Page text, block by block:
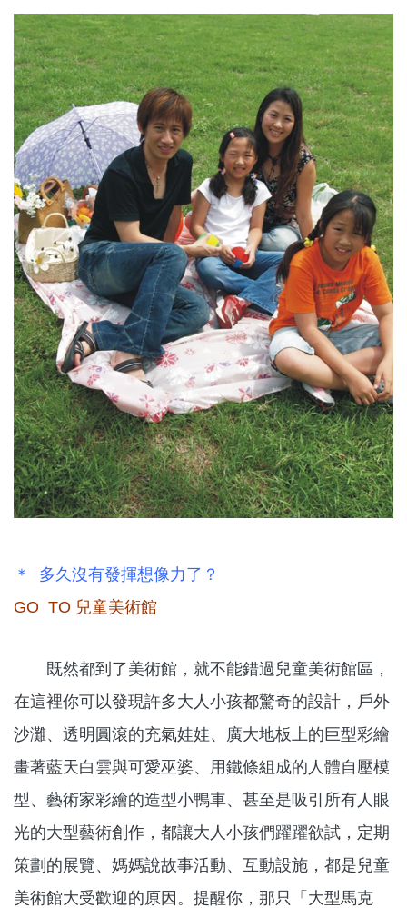
＊ 多久沒有發揮想像力了？
GO TO 兒童美術館
既然都到了美術館，就不能錯過兒童美術館區，
在這裡你可以發現許多大人小孩都驚奇的設計，戶外
沙灘、透明圓滾的充氣娃娃、廣大地板上的巨型彩繪
畫著藍天白雲與可愛巫婆、用鐵條組成的人體自壓模
型、藝術家彩繪的造型小鴨車、甚至是吸引所有人眼
光的大型藝術創作，都讓大人小孩們躍躍欲試，定期
策劃的展覽、媽媽說故事活動、互動設施，都是兒童
美術館大受歡迎的原因。提醒你，那只「大型馬克